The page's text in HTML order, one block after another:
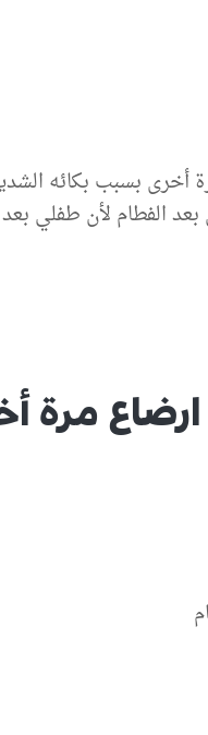
لأن طفلي بعد
مرة